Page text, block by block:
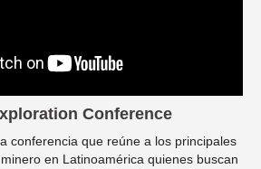
Conference
conferencia que reúne a los principales
en Latinoamérica quienes buscan